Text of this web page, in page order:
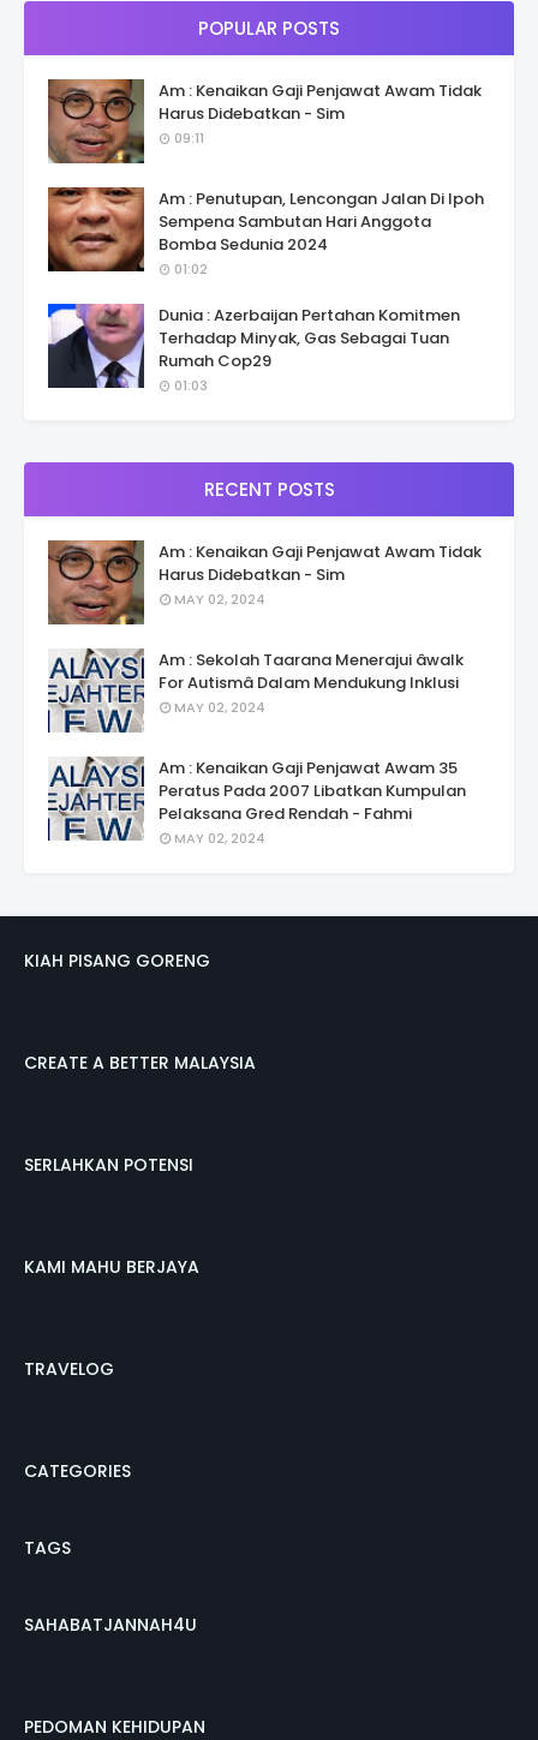
POPULAR POSTS
Am : Kenaikan Gaji Penjawat Awam Tidak
Harus Didebatkan - Sim
09:11
Am : Penutupan, Lencongan Jalan Di Ipoh
Sempena Sambutan Hari Anggota
Bomba Sedunia 2024
01:02
Dunia : Azerbaijan Pertahan Komitmen
Terhadap Minyak, Gas Sebagai Tuan
Rumah Cop29
01:03
RECENT POSTS
Am : Kenaikan Gaji Penjawat Awam Tidak
Harus Didebatkan - Sim
MAY 02, 2024
Am : Sekolah Taarana Menerajui âwalk
For Autismâ Dalam Mendukung Inklusi
MAY 02, 2024
Am : Kenaikan Gaji Penjawat Awam 35
Peratus Pada 2007 Libatkan Kumpulan
Pelaksana Gred Rendah - Fahmi
MAY 02, 2024
KIAH PISANG GORENG
CREATE A BETTER MALAYSIA
SERLAHKAN POTENSI
KAMI MAHU BERJAYA
TRAVELOG
CATEGORIES
TAGS
SAHABATJANNAH4U
PEDOMAN KEHIDUPAN